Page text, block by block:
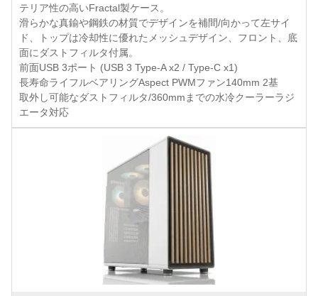
テリア性の高いFractal製ケース。
滑らかな真鍮や鋼鉄の材質でデザインを補間/向かって左サイ
ド、トップは冷却性に優れたメッシュデザイン、フロント、底
面にダストフィルタ付属。
前面USB 3ポート (USB 3 Type-A x2 / Type-C x1)
長寿命ライフルベアリングAspect PWMファン140mm 2基
取外し可能なダストフィルタ/360mmまでの水冷クーラーラジ
エータ対応